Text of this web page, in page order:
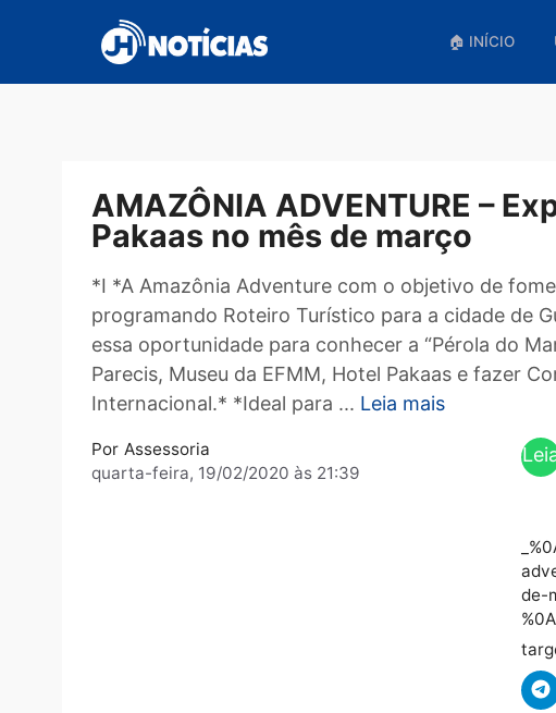
conteúdo
🏠
AMAZÔNIA ADVENTURE
Pakaas no mês de março
*I *A Amazônia Adventure com o objetivo
programando Roteiro Turístico para a
essa oportunidade para conhecer a “Pérola
Parecis, Museu da EFMM, Hotel Pakaas e
Internacional.* *Ideal para ...